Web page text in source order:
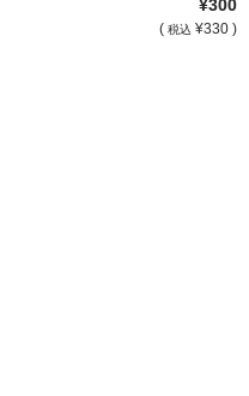
¥300
( 税込 ¥330 )